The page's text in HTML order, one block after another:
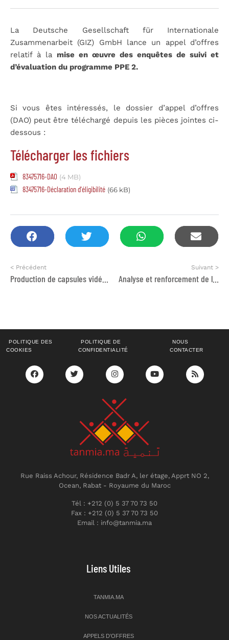
La Deutsche Gesellschaft für Internationale
Zusammenarbeit (GIZ) GmbH lance un appel d’offres
relatif à la mise en œuvre des enquêtes de suivi et
d’évaluation du programme PPE 2.
Si vous êtes intéressés, le dossier d’appel d’offres
(DAO) peut être téléchargé depuis les pièces jointes ci-
dessous :
Télécharger les fichiers
83475716-DAO (4 MB)
83475716-Déclaration d'éligibilité (66 kB)
< Précédent Suivant >
Analyse et renforcement de l’approche Speed Finance
POLITIQUE DES
COOKIES
POLITIQUE DE
CONFIDENTIALITÉ
NOUS
CONTACTER
Rue Raiss Achour, Résidence Badr A, ler étage, Apprt NO 2,
Ocean, Rabat - Royaume du Maroc
Tél : +212 (0) 5 37 70 73 50
Fax : +212 (0) 5 37 70 73 50
Email : info@tanmia.ma
Liens Utiles
TANMIA.MA
NOS ACTUALITÉS
APPELS D’OFFRES